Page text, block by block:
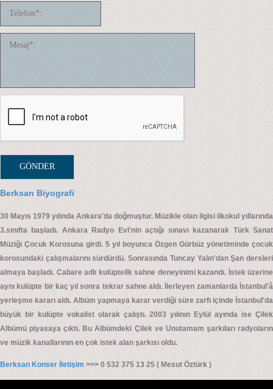
Berksan Biyografi
30 Mayıs 1979 yılında Ankara'da doğmuştur. Müzikle olan ilgisi ilkokul yıllarında
3.sınıfta başladı. Ankara Radyo Evi'nin açtığı sınavı kazanarak Türk Sanat
Müziği Çocuk Korosuna girdi. 5 yıl boyunca Özgen Gürbüz yönetiminde çocuk
korosundaki çalışmalarını sürdürdü. Sonrasında Tuncay Yalın'dan Şan dersleri
almaya başladı. Cabare adlı kulüpteilk sahne deneyinimi kazandı. İstek üzerine
aynı kulüpte bir kaç yıl sonra tekrar sahne aldı. İlerleyen zamanlarda İstanbul'â
yerleşme kararı aldı. Albüm yapmaya karar verdiği süre zarfı içinde İstanbul'da
büyük bir kulüpte vokalist olarak çalıştı. 2003 yılının Eylül ayında ise Çilek
Albümü piyasaya çıktı. Bu Albümdeki Çilek ve Unutamam şarkıları radyoların
ve müzik kanallarının en çok istek alan şarkısı oldu.
Berksan Konser İletişim >>> 0 532 375 13 25 ( Mesut Öztürk )